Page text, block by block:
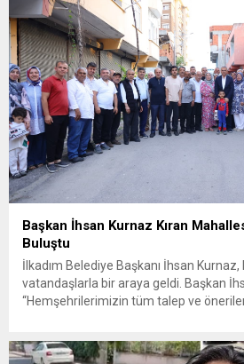
ilçesine...
Başkan İhsan Kurnaz Kıran
Buluştu
İlkadım Belediye Başkanı İhsan Kurnaz,
vatandaşlarla bir araya geldi. Başkan
“Hemşehrilerimizin tüm talep ve
sohbet eden, onların talep ve önerileri